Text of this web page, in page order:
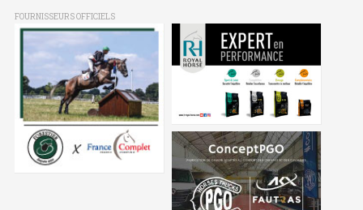
FOURNISSEURS OFFICIELS